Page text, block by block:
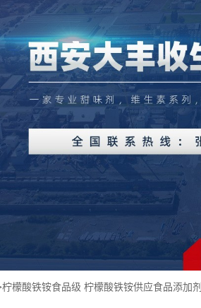
柠檬酸铁铵食品级 柠檬酸铁铵供应食品添加剂